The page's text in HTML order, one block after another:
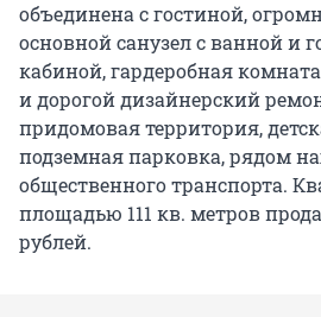
объединена с гостиной,
основной санузел с ванной и
кабиной, гардеробная
и дорогой дизайнерский
придомовая территория,
подземная парковка, рядом
общественного транспорта.
площадью 111 кв. метров
рублей.